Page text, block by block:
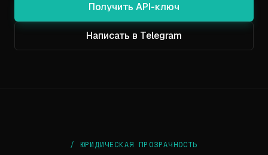
Получить API-ключ
Написать в Telegram
/ ЮРИДИЧЕСКАЯ ПРОЗРАЧНОСТЬ